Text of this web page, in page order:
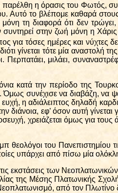
η όρασις του Φωτός,
Αυτό το βλέπομε καθαρά
τη διαφορά ότι δεν
συντηρεί στην ζωή μόνη η
για τόσες ημέρες και νύχτες
γίνεται τότε μία αναστολή
μιλάει,
κατά την περίοδο της
Όμως συνέχισε να διαβάζη,
ευχή, η αδιάλειπτος δηλαδή
εφ’ όσον αυτή
χρειάζεται όμως για
θεολόγοι του Πανεπιστημίου
υπάρχει από πίσω μία
εκστάσεις των
της Μέσης Πλατωνικής
από τον